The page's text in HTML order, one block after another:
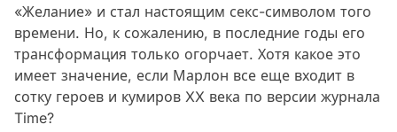
«Желание» и стал настоящим секс-символом того
времени. Но, к сожалению, в последние годы его
трансформация только огорчает. Хотя какое это
имеет значение, если Марлон все еще входит в
сотку героев и кумиров XX века по версии журнала
Time?